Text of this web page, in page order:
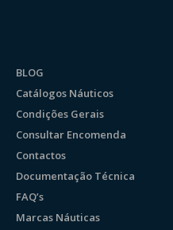
BLOG
Catálogos Náuticos
Condições Gerais
Consultar Encomenda
Contactos
Documentação Técnica
FAQ’s
Marcas Náuticas